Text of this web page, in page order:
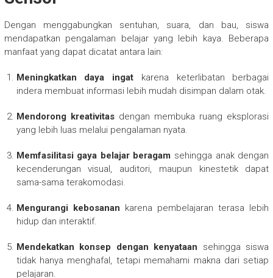
Dengan menggabungkan sentuhan, suara, dan bau, siswa
mendapatkan pengalaman belajar yang lebih kaya. Beberapa
manfaat yang dapat dicatat antara lain:
Meningkatkan daya ingat karena keterlibatan berbagai
indera membuat informasi lebih mudah disimpan dalam otak.
Mendorong kreativitasdengan membuka ruang eksplorasi
yang lebih luas melalui pengalaman nyata.
Memfasilitasi gaya belajar beragam sehingga anak dengan
kecenderungan visual, auditori, maupun kinestetik dapat
sama-sama terakomodasi.
Mengurangi kebosanan karena pembelajaran terasa lebih
hidup dan interaktif.
Mendekatkan konsep dengan kenyataan sehingga siswa
tidak hanya menghafal, tetapi memahami makna dari setiap
pelajaran.